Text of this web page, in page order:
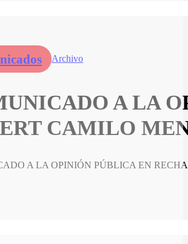
Archivo
A LA
CAMILO
A LA OPINIÓN PÚBLICA EN